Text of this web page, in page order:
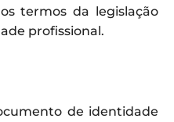
termos da legislação
profissional.
de identidade